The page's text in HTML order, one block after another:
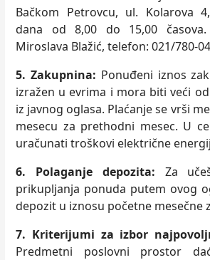
Bačkom Petrovcu, ul. Kolarova
dana od 8,00 do 15,00
Miroslava Blažić, telefon: 021/780-
5. Zakupnina: Ponuđeni iznos
izražen u evrima i mora biti veći
iz javnog oglasa. Plaćanje se vrši
mesecu za prethodni mesec. U
uračunati troškovi električne
6. Polaganje depozita: Za
prikuplјanja ponuda putem ovog
depozit u iznosu početne mesečne
7. Kriterijumi za izbor
Predmetni poslovni prostor